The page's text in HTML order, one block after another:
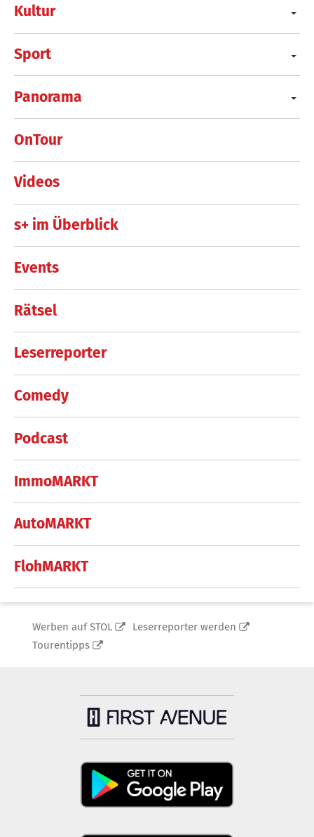
Kultur
Sport
Panorama
OnTour
Videos
s+ im Überblick
Events
Rätsel
Leserreporter
Comedy
Podcast
ImmoMARKT
AutoMARKT
FlohMARKT
Werben auf STOL
Leserreporter werden
Tourentipps